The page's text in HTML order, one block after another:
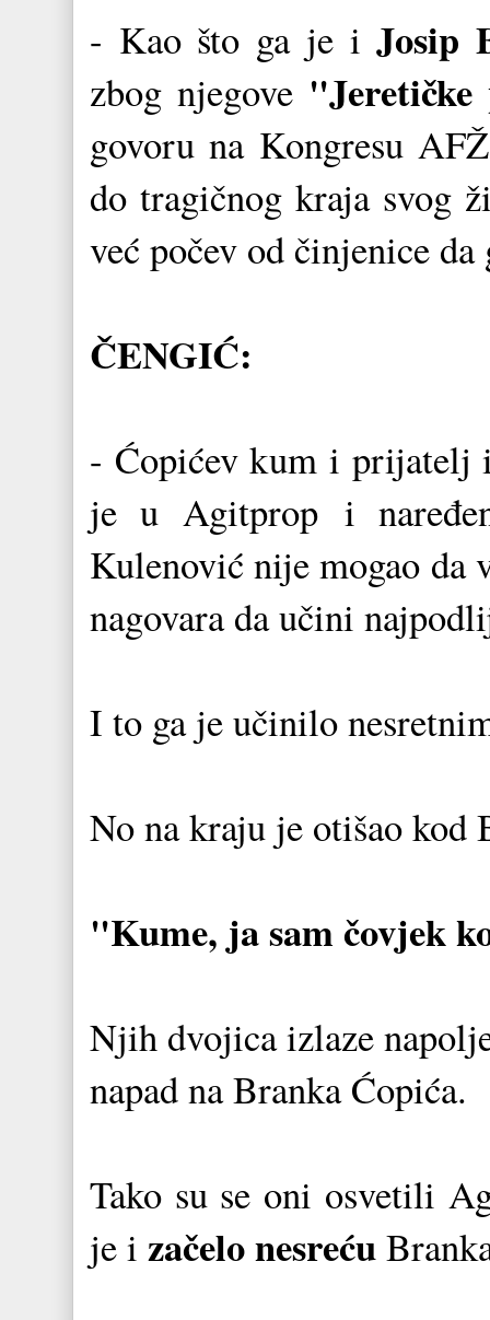
- Kao što ga je iJosip
zbog njegove
govoru na Kongresu
do tragičnog kraja svog
već počev od činjenice
ČENGIĆ:
- Ćopićev kum i prijatelj
je u Agitprop i
Kulenović nije mogao da
nagovara da učini
I to ga je učinilo
No na kraju je otišao kod
"Kume, ja sam čovjek
Njih dvojica izlaze
napad na Branka Ćopića.
Tako su se oni osvetili
je i začelo nesreću